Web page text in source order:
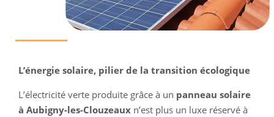
L’énergie solaire, pilier de la transition écologique
L’électricité verte produite grâce à un panneau solaire
à Aubigny-les-Clouzeaux n’est plus un luxe réservé à